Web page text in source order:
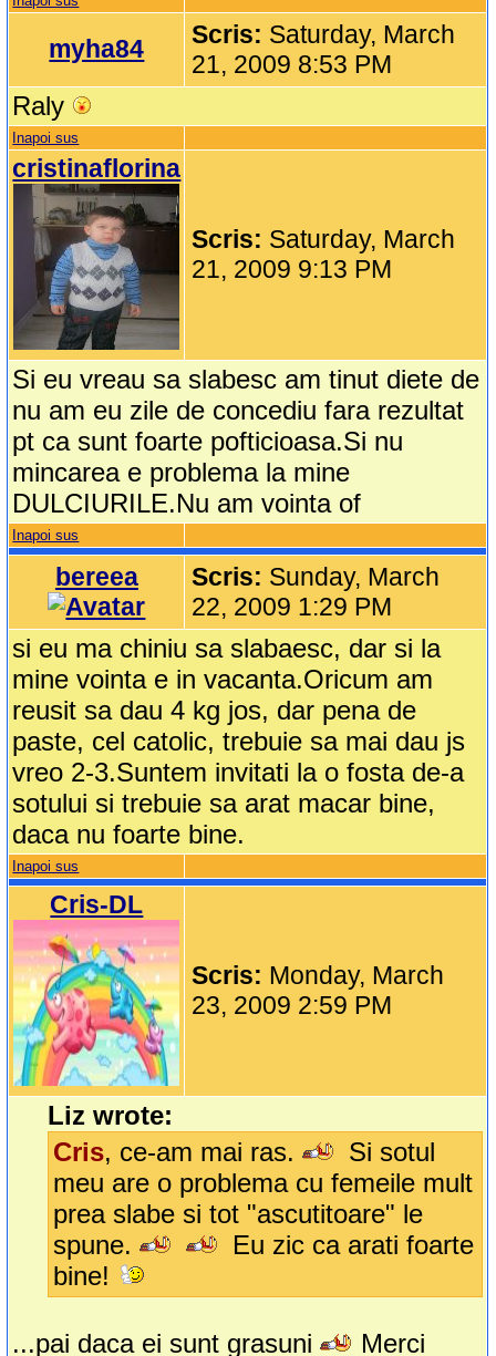
myha84 Scris: Saturday, March
21, 2009 8:53 PM
Raly
Inapoi sus
cristinaflorina
Scris: Saturday, March
21, 2009 9:13 PM
Si eu vreau sa slabesc am tinut diete de
nu am eu zile de concediu fara rezultat
pt ca sunt foarte pofticioasa.Si nu
mincarea e problema la mine
DULCIURILE.Nu am vointa of
Inapoi sus
bereea Scris: Sunday, March
22, 2009 1:29 PM
si eu ma chiniu sa slabaesc, dar si la
mine vointa e in vacanta.Oricum am
reusit sa dau 4 kg jos, dar pena de
paste, cel catolic, trebuie sa mai dau js
vreo 2-3.Suntem invitati la o fosta de-a
sotului si trebuie sa arat macar bine,
daca nu foarte bine.
Inapoi sus
Cris-DL
Scris: Monday, March
23, 2009 2:59 PM
Liz wrote:
Cris, ce-am mai ras.
Si sotul
meu are o problema cu femeile mult
prea slabe si tot "ascutitoare" le
spune.
Eu zic ca arati foarte
bine!
...pai daca ei sunt grasuni Merci